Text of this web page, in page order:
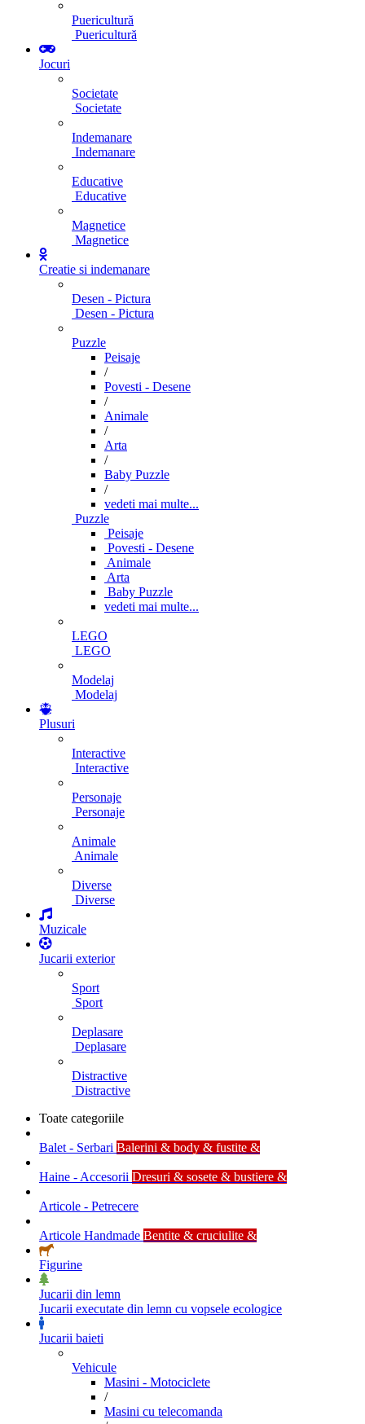
Puericultură
Puericultură
Jocuri
Societate
Societate
Indemanare
Indemanare
Educative
Educative
Magnetice
Magnetice
Creatie si indemanare
Desen - Pictura
Desen - Pictura
Puzzle
Peisaje
/
Povesti - Desene
/
Animale
/
Arta
/
Baby Puzzle
/
vedeti mai multe...
Puzzle
Peisaje
Povesti - Desene
Animale
Arta
Baby Puzzle
vedeti mai multe...
LEGO
LEGO
Modelaj
Modelaj
Plusuri
Interactive
Interactive
Personaje
Personaje
Animale
Animale
Diverse
Diverse
Muzicale
Jucarii exterior
Sport
Sport
Deplasare
Deplasare
Distractive
Distractive
Toate categoriile
Balet - Serbari Balerini & body & fustite &
Haine - Accesorii Dresuri & sosete & bustiere &
Articole - Petrecere
Articole Handmade Bentite & cruciulite &
Figurine
Jucarii din lemn
Jucarii executate din lemn cu vopsele ecologice
Jucarii baieti
Vehicule
Masini - Motociclete
/
Masini cu telecomanda